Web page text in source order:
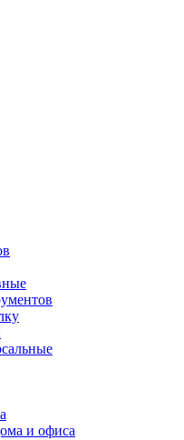
и офиса